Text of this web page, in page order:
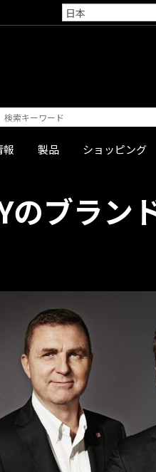
報 製品 ショッピング
のブラン